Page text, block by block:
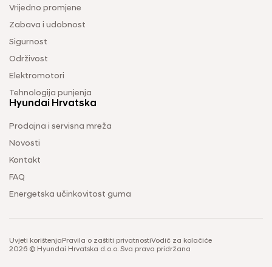
Vrijedno promjene
Zabava i udobnost
Sigurnost
Održivost
Elektromotori
Tehnologija punjenja
Hyundai Hrvatska
Prodajna i servisna mreža
Novosti
Kontakt
FAQ
Energetska učinkovitost guma
Uvjeti korištenja Pravila o zaštiti privatnostiVodič za kolačiće
2026 © Hyundai Hrvatska d.o.o. Sva prava pridržana